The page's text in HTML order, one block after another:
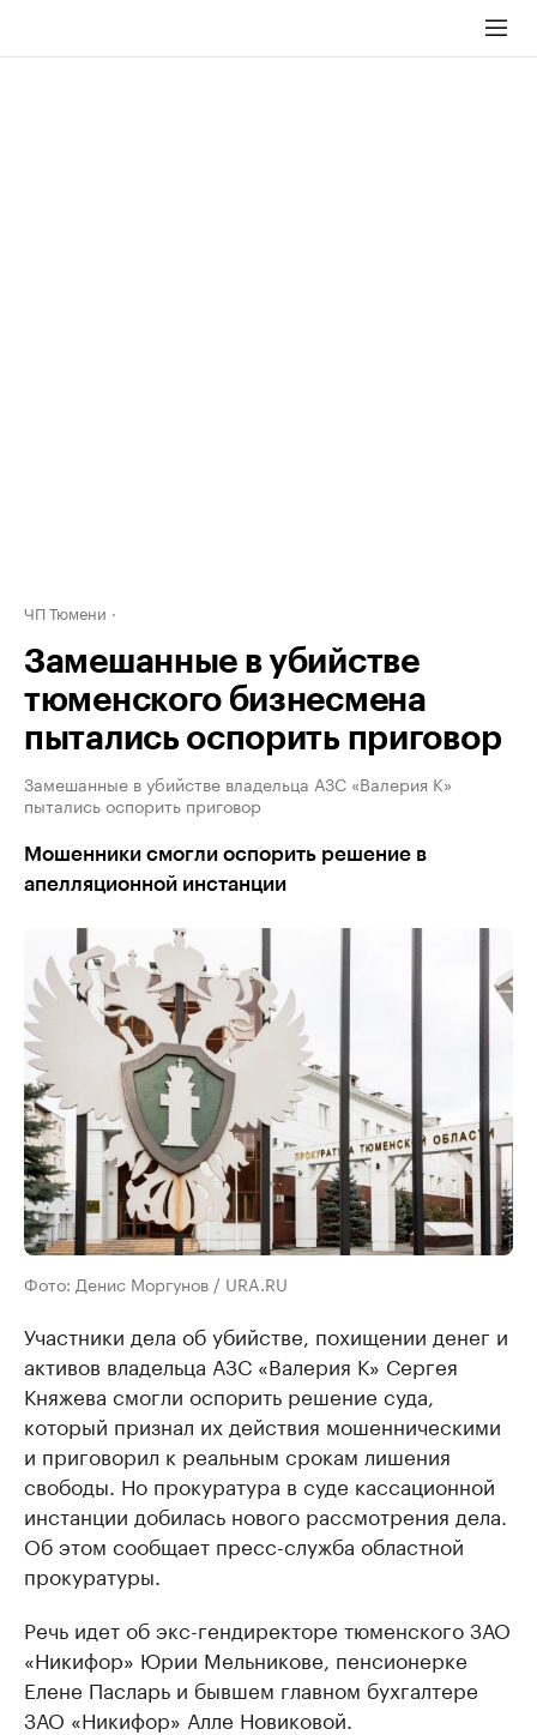
ЧП Тюмени
Замешанные в убийстве
тюменского бизнесмена
пытались оспорить приговор
Замешанные в убийстве владельца АЗС «Валерия К»
пытались оспорить приговор
Мошенники смогли оспорить решение в
апелляционной инстанции
Фото: Денис Моргунов / URA.RU
Участники дела об убийстве, похищении денег и
активов владельца АЗС «Валерия К» Сергея
Княжева смогли оспорить решение суда,
который признал их действия мошенническими
и приговорил к реальным срокам лишения
свободы. Но прокуратура в суде кассационной
инстанции добилась нового рассмотрения дела.
Об этом сообщает пресс-служба областной
прокуратуры.
Речь идет об экс-гендиректоре тюменского ЗАО
«Никифор» Юрии Мельникове, пенсионерке
Елене Пасларь и бывшем главном бухгалтере
ЗАО «Никифор» Алле Новиковой.